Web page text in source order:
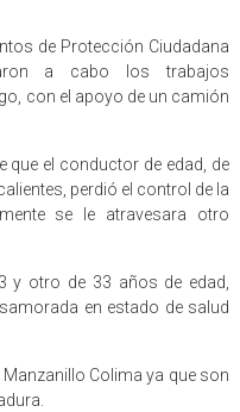
de Protección Ciudadana
a cabo los trabajos
con el apoyo de un camión
que el conductor de edad, de
perdió el control de la
se le atravesara otro
y otro de 33 años de edad,
en estado de salud
Colima ya que son